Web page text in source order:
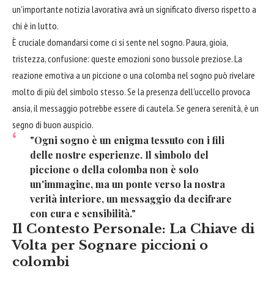
un'importante notizia lavorativa avrà un significato diverso rispetto a
chi è in lutto.
È cruciale domandarsi come ci si sente nel sogno. Paura, gioia,
tristezza, confusione: queste emozioni sono bussole preziose. La
reazione emotiva a un piccione o una colomba nel sogno può rivelare
molto di più del simbolo stesso. Se la presenza dell'uccello provoca
ansia, il messaggio potrebbe essere di cautela. Se genera serenità, è un
segno di buon auspicio.
"Ogni sogno è un enigma tessuto con i fili
delle nostre esperienze. Il simbolo del
piccione o della colomba non è solo
un'immagine, ma un ponte verso la nostra
verità interiore, un messaggio da decifrare
con cura e sensibilità."
Il Contesto Personale: La Chiave di
Volta per Sognare piccioni o
colombi